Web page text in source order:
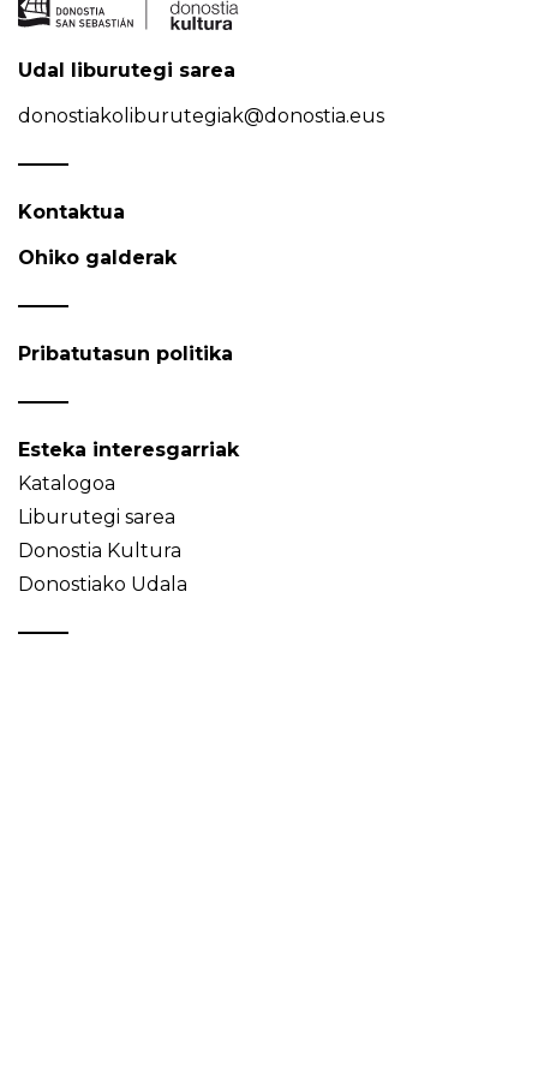
Udal liburutegi sarea
donostiakoliburutegiak@donostia.eus
Kontaktua
Ohiko galderak
Pribatutasun politika
Esteka interesgarriak
Katalogoa
Liburutegi sarea
Donostia Kultura
Donostiako Udala